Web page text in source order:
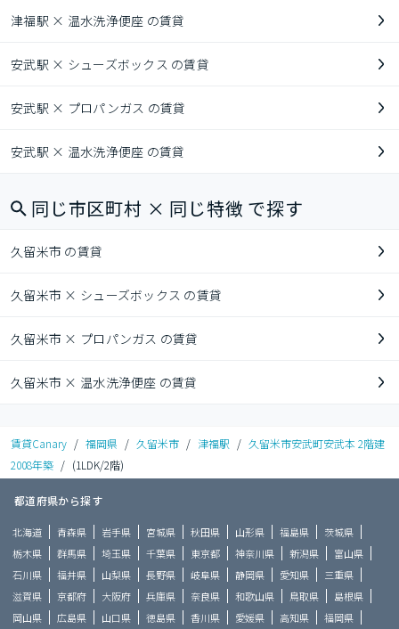
津福駅 × 温水洗浄便座 の賃貸
安武駅 × シューズボックス の賃貸
安武駅 × プロパンガス の賃貸
安武駅 × 温水洗浄便座 の賃貸
同じ市区町村 × 同じ特徴 で探す
久留米市 の賃貸
久留米市 × シューズボックス の賃貸
久留米市 × プロパンガス の賃貸
久留米市 × 温水洗浄便座 の賃貸
賃貸Canary / 福岡県 / 久留米市 / 津福駅 / 久留米市安武町安武本 2階建
2008年築 / (1LDK/2階)
都道府県から探す
北海道 青森県 岩手県 宮城県 秋田県 山形県 福島県
茨城県
栃木県
群馬県 埼玉県 千葉県 東京都 神奈川県 新潟県
富山県
石川県
福井県 山梨県 長野県 岐阜県 静岡県 愛知県
三重県
滋賀県
京都府 大阪府 兵庫県 奈良県 和歌山県 鳥取県
島根県
岡山県
広島県 山口県 徳島県 香川県 愛媛県 高知県 福岡県